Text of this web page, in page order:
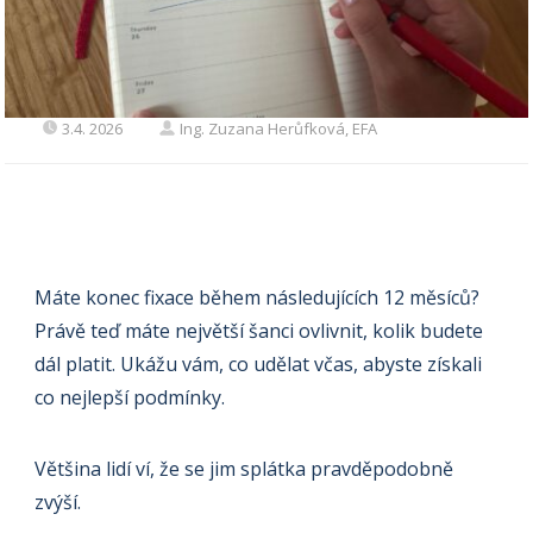
3.4. 2026 Ing. Zuzana Herůfková, EFA
Máte konec fixace během následujících 12 měsíců?
Právě teď máte největší šanci ovlivnit, kolik budete
dál platit. Ukážu vám, co udělat včas, abyste získali
co nejlepší podmínky.
Většina lidí ví, že se jim splátka pravděpodobně
zvýší.